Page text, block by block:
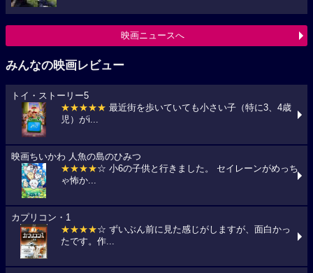
映画ニュースへ
みんなの映画レビュー
トイ・ストーリー5
★★★★★ 最近街を歩いていても小さい子（特に3、4歳
児）がi...
映画ちいかわ 人魚の島のひみつ
★★★★☆ 小6の子供と行きました。 セイレーンがめっち
ゃ怖か...
カプリコン・1
★★★★☆ ずいぶん前に見た感じがしますが、面白かっ
たです。作...